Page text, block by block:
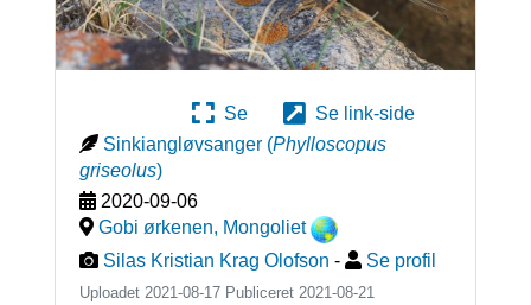
Se
Se link-side
Sinkiangløvsanger (Phylloscopus
griseolus)
2020-09-06
Gobi ørkenen, Mongoliet
Silas Kristian Krag Olofson - Se profil
Uploadet 2021-08-17 Publiceret 2021-08-21